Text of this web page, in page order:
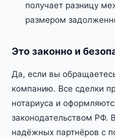
получает разницу
размером
Это законно и
Да, если вы
компанию. Все сделки
нотариуса и
законодательством РФ.
надёжных партнёров с